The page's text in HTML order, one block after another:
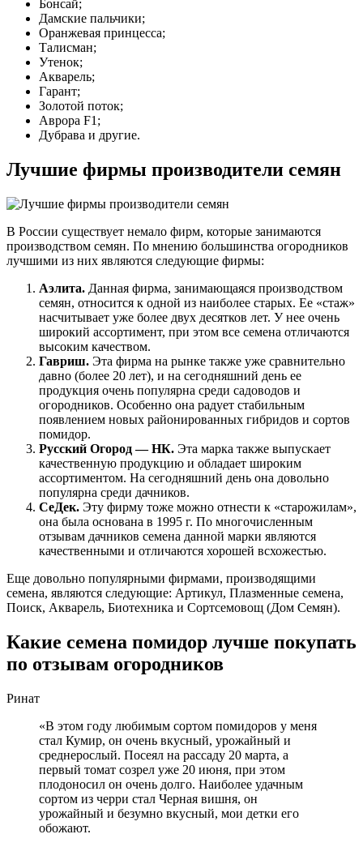
Бонсай;
Дамские пальчики;
Оранжевая принцесса;
Талисман;
Утенок;
Акварель;
Гарант;
Золотой поток;
Аврора F1;
Дубрава и другие.
Лучшие фирмы производители семян
В России существует немало фирм, которые занимаются
производством семян. По мнению большинства огородников
лучшими из них являются следующие фирмы:
Аэлита. Данная фирма, занимающаяся производством
семян, относится к одной из наиболее старых. Ее «стаж»
насчитывает уже более двух десятков лет. У нее очень
широкий ассортимент, при этом все семена отличаются
высоким качеством.
Гавриш. Эта фирма на рынке также уже сравнительно
давно (более 20 лет), и на сегодняшний день ее
продукция очень популярна среди садоводов и
огородников. Особенно она радует стабильным
появлением новых районированных гибридов и сортов
помидор.
Русский Огород ― НК. Эта марка также выпускает
качественную продукцию и обладает широким
ассортиментом. На сегодняшний день она довольно
популярна среди дачников.
СеДек. Эту фирму тоже можно отнести к «старожилам»,
она была основана в 1995 г. По многочисленным
отзывам дачников семена данной марки являются
качественными и отличаются хорошей всхожестью.
Еще довольно популярными фирмами, производящими
семена, являются следующие: Артикул, Плазменные семена,
Поиск, Акварель, Биотехника и Сортсемовощ (Дом Семян).
Какие семена помидор лучше покупать
по отзывам огородников
Ринат
«В этом году любимым сортом помидоров у меня
стал Кумир, он очень вкусный, урожайный и
среднерослый. Посеял на рассаду 20 марта, а
первый томат созрел уже 20 июня, при этом
плодоносил он очень долго. Наиболее удачным
сортом из черри стал Черная вишня, он
урожайный и безумно вкусный, мои детки его
обожают.